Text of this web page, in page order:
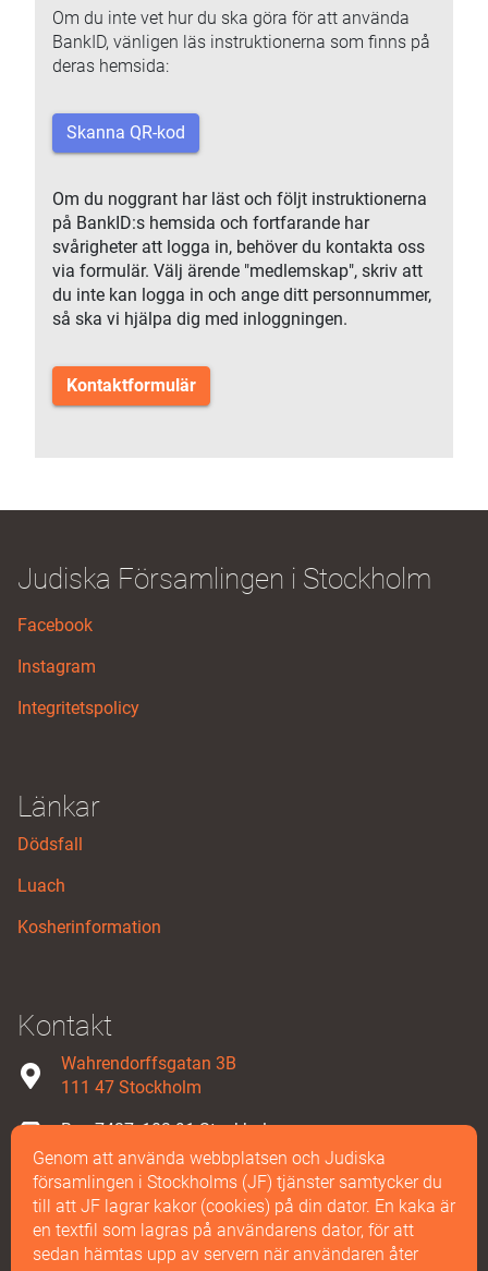
Om du inte vet hur du ska göra för att använda
BankID, vänligen läs instruktionerna som finns på
deras hemsida:
Skanna QR-kod
Om du noggrant har läst och följt instruktionerna
på BankID:s hemsida och fortfarande har
svårigheter att logga in, behöver du kontakta oss
via formulär. Välj ärende "medlemskap", skriv att
du inte kan logga in och ange ditt personnummer,
så ska vi hjälpa dig med inloggningen.
Kontaktformulär
Judiska Församlingen i Stockholm
Facebook
Instagram
Integritetspolicy
Länkar
Dödsfall
Luach
Kosherinformation
Kontakt
Wahrendorffsgatan 3B
111 47 Stockholm
Box 7427, 103 91 Stockholm
08-587 858 00
Maila oss
Genom att använda webbplatsen och Judiska
församlingen i Stockholms (JF) tjänster samtycker du
till att JF lagrar kakor (cookies) på din dator. En kaka är
en textfil som lagras på användarens dator, för att
sedan hämtas upp av servern när användaren åter